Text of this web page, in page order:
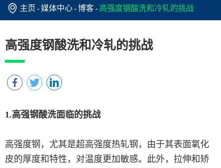
 主页 媒体中心 博客 高强度钢酸洗和冷轧的挑战
高强度钢酸洗和冷轧的挑战
1.高强钢酸洗面临的挑战
高强度钢，尤其是超高强度热轧钢，由于其表面氧化
皮的厚度和特性，对温度更加敏感。此外，拉伸和矫